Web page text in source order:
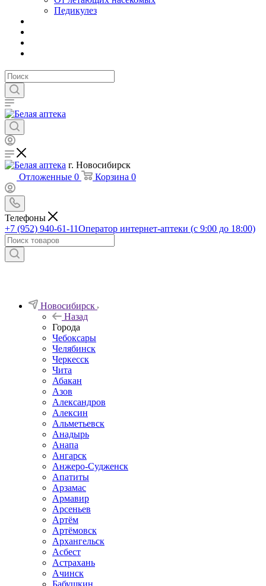
Педикулез
г. Новосибирск
Отложенные 0 Корзина 0
Телефоны
+7 (952) 940-61-11Оператор интернет-аптеки (с 9:00 до 18:00)
Новосибирск
Назад
Города
Чебоксары
Челябинск
Черкесск
Чита
Абакан
Азов
Александров
Алексин
Альметьевск
Анадырь
Анапа
Ангарск
Анжеро-Судженск
Апатиты
Арзамас
Армавир
Арсеньев
Артём
Артёмовск
Архангельск
Асбест
Астрахань
Ачинск
Бабушкин